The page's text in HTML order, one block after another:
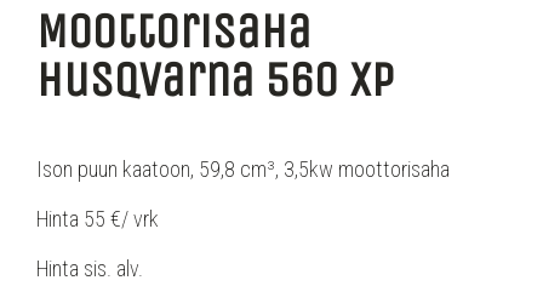
Moottorisaha
Husqvarna 560 xp
Ison puun kaatoon, 59,8 cm³, 3,5kw moottorisaha
Hinta 55 €/ vrk
Hinta sis. alv.